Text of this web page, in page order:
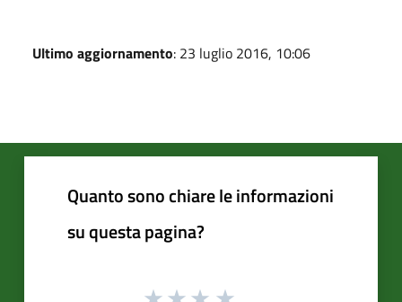
Ultimo aggiornamento: 23 luglio 2016, 10:06
Quanto sono chiare le informazioni
su questa pagina?